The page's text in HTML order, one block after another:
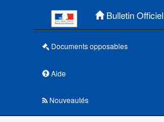
Bulletin Officiel
Documents opposables
Aide
Nouveautés